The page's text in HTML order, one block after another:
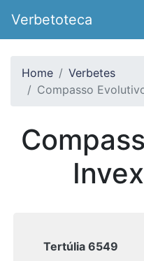
Verbetoteca
Home
Verbetes
Compasso
Tertúlia 6549